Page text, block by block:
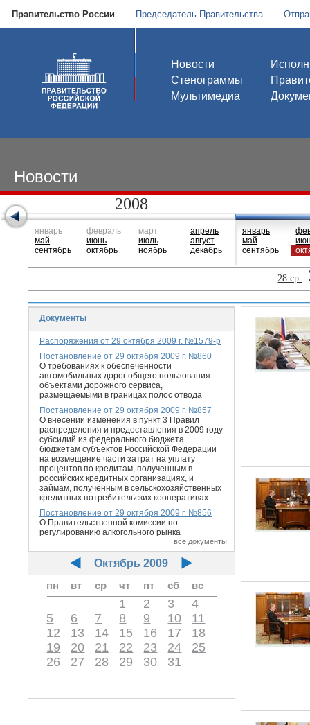
Правительство России Председатель Правительства
Новости
Стенограммы
Мультимедиа
Новости
2008
январь
май
сентябрь
февраль
июнь
октябрь
март
июль
ноябрь
апрель
август
декабрь
январь
май
сентябрь
28 ср
Документы
Распоряжения от 29 октября 2009 г. №1579-р
Постановление от 29 октября 2009 г. №860
О требованиях к обеспеченности
автомобильных дорог общего пользования
объектами дорожного сервиса,
размещаемыми в границах полос отвода
Постановление от 29 октября 2009 г. №857
О внесении изменения в пункт 3 Правил
распределения и предоставления в 2009 году
субсидий из федерального бюджета
бюджетам субъектов Российской Федерации
на возмещение части затрат на уплату
процентов по кредитам, полученным в
российских кредитных организациях, и
займам, полученным в сельскохозяйственных
кредитных потребительских кооперативах
Постановление от 29 октября 2009 г. №856
О Правительственной комиссии по
регулированию алкогольного рынка
все документы
Октябрь 2009
пн
вт ср чт пт сб вс
1 2 3
4
5
6 7 8 9 10
11
12
13 14 15 16 17
18
19
20 21 22 23 24
25
26
27 28 29 30 31